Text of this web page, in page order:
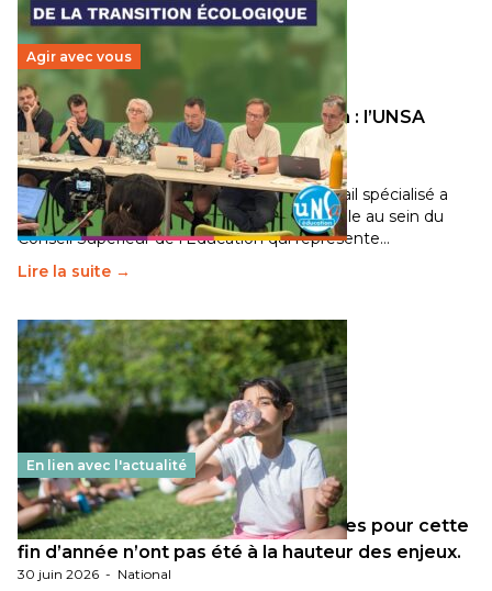
Agir avec vous
Transition écologique de l’éducation : l’UNSA
Éducation fait bouger les lignes
30 juin 2026-National
Pendant plusieurs mois, un groupe de travail spécialisé a
travaillé sur la transition écologique de l’Ecole au sein du
Conseil Supérieur de l’Éducation qui représente…
Lire la suite →
En lien avec l'actualité
Les décisions ministérielles attendues pour cette
fin d’année n’ont pas été à la hauteur des enjeux.
30 juin 2026 - National